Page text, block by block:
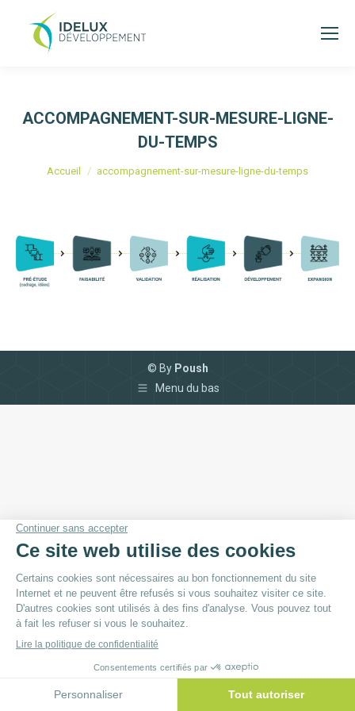
ACCOMPAGNEMENT-SUR-MESURE-LIGNE-
DU-TEMPS
Vous êtes ici :
Accueil accompagnement-sur-mesure-ligne-du-temps
© By Poush
Menu du bas